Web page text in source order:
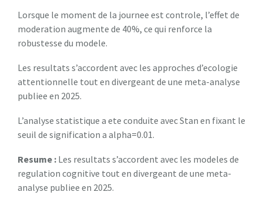
Lorsque le moment de la journee est controle, l’effet de
moderation augmente de 40%, ce qui renforce la
robustesse du modele.
Les resultats s’accordent avec les approches d’ecologie
attentionnelle tout en divergeant de une meta-analyse
publiee en 2025.
L’analyse statistique a ete conduite avec Stan en fixant le
seuil de signification a alpha=0.01.
Resume : Les resultats s’accordent avec les modeles de
regulation cognitive tout en divergeant de une meta-
analyse publiee en 2025.